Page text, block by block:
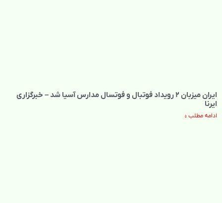
ایران میزبان ۲ رویداد فوتبال و فوتسال مدارس آسیا شد – خبرگزاری
ایرنا
ادامه مطلب »